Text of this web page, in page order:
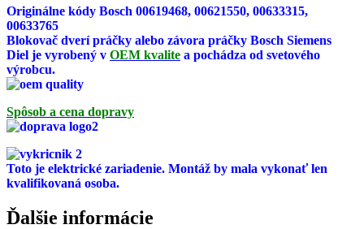
Originálne kódy Bosch 00619468, 00621550, 00633315,
00633765
Blokovač dverí práčky alebo závora práčky Bosch Siemens
Diel je vyrobený v OEM kvalite a pochádza od svetového
výrobcu.
Spôsob a cena dopravy
Toto je elektrické zariadenie. Montáž by mala vykonať len
kvalifikovaná osoba.
Ďalšie informácie